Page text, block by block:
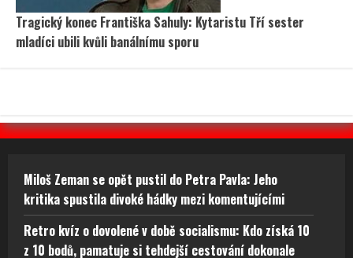
Tragický konec Františka Sahuly: Kytaristu Tří sester
mladíci ubili kvůli banálnímu sporu
Miloš Zeman se opět pustil do Petra Pavla: Jeho
kritika spustila divoké hádky mezi komentujícími
Retro kvíz o dovolené v době socialismu: Kdo získá 10
z 10 bodů, pamatuje si tehdejší cestování dokonale